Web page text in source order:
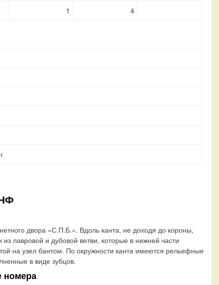
1 4
двора «С.П.Б.». Вдоль канта, не доходя до короны,
из лавровой и дубовой ветви, которые в нижней части
на узел бантом. По окружности канта имеются рельефные
в виде зубцов.
номера